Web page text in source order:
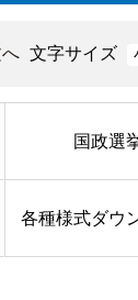
文字サイズ
国政選
各種様式ダウ